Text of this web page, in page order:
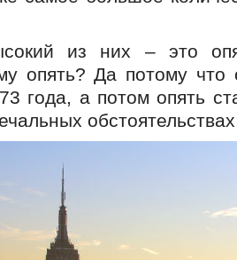
из них – это
опять? Да потому
года, а потом опять